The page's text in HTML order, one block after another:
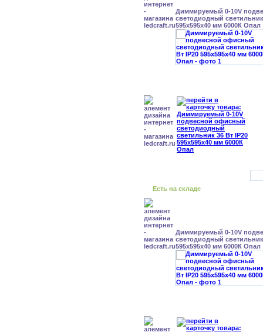
Диммируемый 0-10V
светодиодный
595x595x40 мм 6000К Опал
Есть на складе
Диммируемый 0-10V
светодиодный
595x595x40 мм 6000К Опал